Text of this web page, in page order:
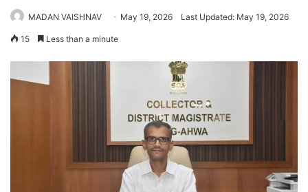
MADAN VAISHNAV May 19, 2026 Last Updated: May 19, 2026
15 Less than a minute